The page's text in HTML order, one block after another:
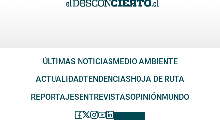
ÚLTIMAS NOTICIASMEDIO AMBIENTE
ACTUALIDADTENDENCIASHOJA DE RUTA
REPORTAJESENTREVISTASOPINIÓNMUNDO